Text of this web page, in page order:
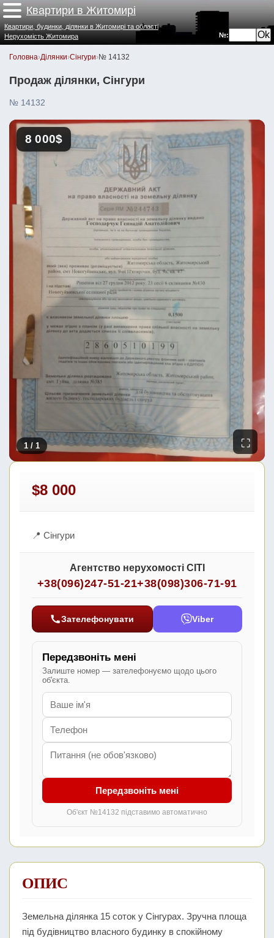
Квартири в Житомирі
№:
Квартири, будинки, ділянки в Житомирі та області
Нерухомість Житомира
Головна›Ділянки›Сінгури›№ 14132
Продаж ділянки, Сінгури
№ 14132
8 000$
1 / 1 ⛶
$8 000
📍 Сінгури
Агентство нерухомості СІТІ
+38(096)247-51-21+38(098)306-71-91
Зателефонувати Viber
Передзвоніть мені
Залиште номер — зателефонуємо щодо цього
об'єкта.
Передзвоніть мені
Об'єкт №14132 підставимо автоматично
ОПИС
Земельна ділянка 15 соток у Сінгурах. Зручна площа
під будівництво власного будинку в спокійному